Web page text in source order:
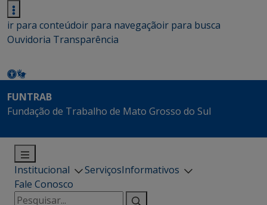
ir para conteúdoir para navegaçãoir para busca
Ouvidoria Transparência
FUNTRAB
Fundação de Trabalho de Mato Grosso do Sul
Institucional ServiçosInformativos
Fale Conosco
Pesquisar